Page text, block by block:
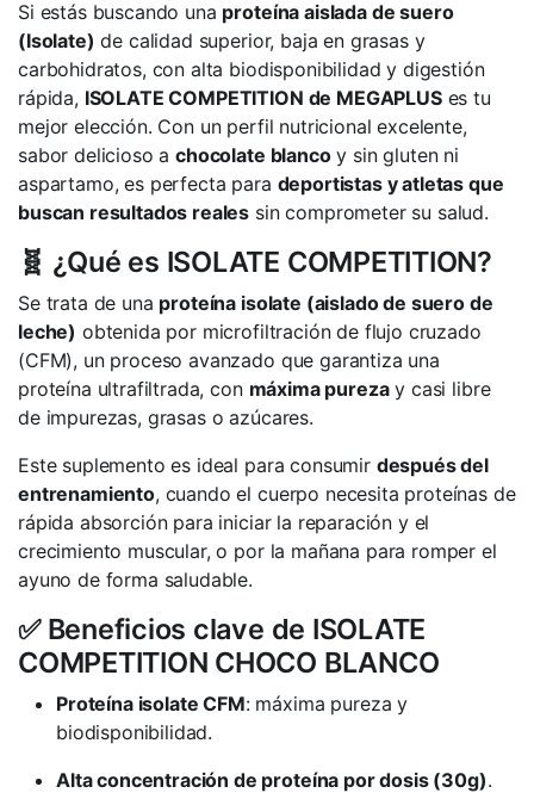
Si estás buscando una proteína aislada de suero
(Isolate) de calidad superior, baja en grasas y
carbohidratos, con alta biodisponibilidad y digestión
rápida, ISOLATE COMPETITION de MEGAPLUSes tu
mejor elección. Con un perfil nutricional excelente,
sabor delicioso achocolate blancoy sin gluten ni
aspartamo, es perfecta para deportistas y atletas que
buscan resultados reales sin comprometer su salud.
🧬 ¿Qué es ISOLATE COMPETITION?
Se trata de una proteína isolate (aislado de suero de
leche) obtenida por microfiltración de flujo cruzado
(CFM), un proceso avanzado que garantiza una
proteína ultrafiltrada, con máxima purezay casi libre
de impurezas, grasas o azúcares.
Este suplemento es ideal para consumir después del
entrenamiento, cuando el cuerpo necesita proteínas de
rápida absorción para iniciar la reparación y el
crecimiento muscular, o por la mañana para romper el
ayuno de forma saludable.
✅ Beneficios clave de ISOLATE
COMPETITION CHOCO BLANCO
Proteína isolate CFM: máxima pureza y
biodisponibilidad.
Alta concentración de proteína por dosis (30g).